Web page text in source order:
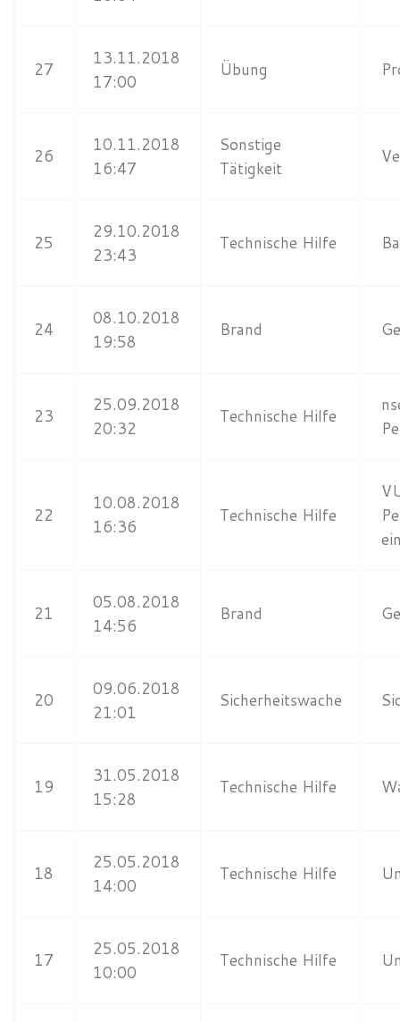
27
13.11.2018
17:00
Übung
26
10.11.2018
16:47
Sonstige
Tätigkeit
25
29.10.2018
23:43
Technische Hilfe
24
08.10.2018
19:58
Brand
23
25.09.2018
20:32
Technische Hilfe
22
10.08.2018
16:36
Technische Hilfe
21
05.08.2018
14:56
Brand
20
09.06.2018
21:01
Sicherheitswache
19
31.05.2018
15:28
Technische Hilfe
18
25.05.2018
14:00
Technische Hilfe
17
25.05.2018
10:00
Technische Hilfe